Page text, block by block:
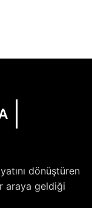
dönüştüren
araya geldiği